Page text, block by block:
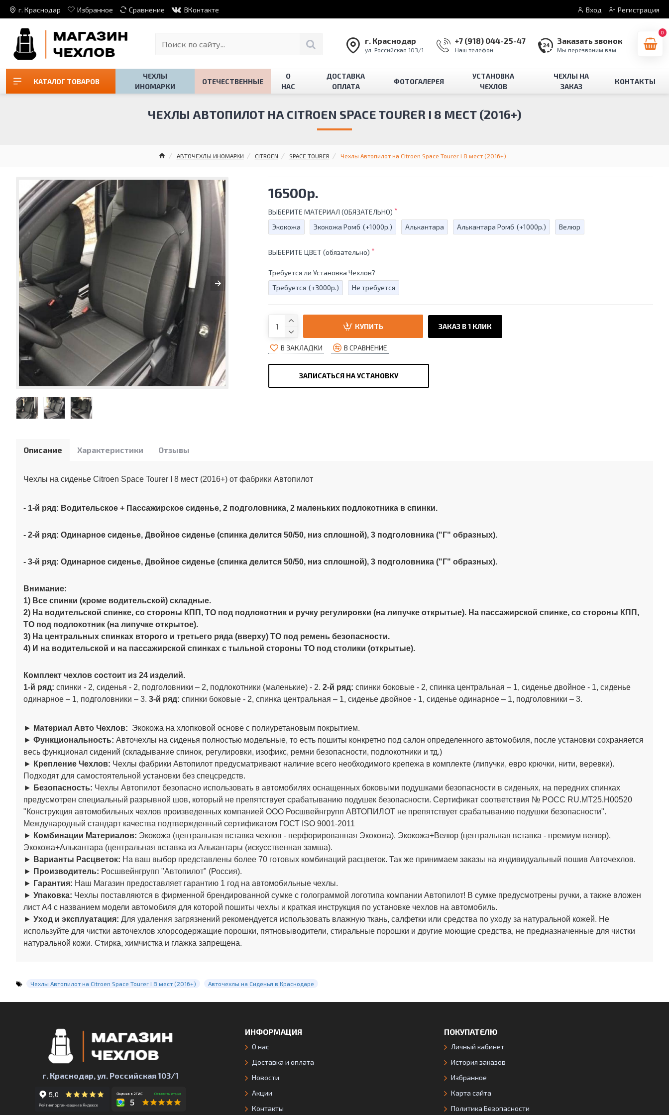
г. Краснодар Избранное Сравнение ВКонтакте Вход Регистрация
г. Краснодар
ул. Российская 103/1
+7 (918) 044-25-47
Наш телефон
Заказать звонок
Мы перезвоним вам
0
КАТАЛОГ ТОВАРОВ
ЧЕХЛЫ
ИНОМАРКИ
ОТЕЧЕСТВЕННЫЕ
О
НАС
ДОСТАВКА
ОПЛАТА
ФОТОГАЛЕРЕЯ
УСТАНОВКА
ЧЕХЛОВ
ЧЕХЛЫ НА
ЗАКАЗ
КОНТАКТЫ
АВТОЧЕХЛЫ ИНОМАРКИ CITROEN SPACE TOURER Чехлы Автопилот на Citroen Space Tourer I 8 мест (2016+)
ЧЕХЛЫ АВТОПИЛОТ НА CITROEN SPACE TOURER I 8 МЕСТ (2016+)
16500р.
ВЫБЕРИТЕ МАТЕРИАЛ (ОБЯЗАТЕЛЬНО)
Экокожа
Экокожа Ромб (+1000р.) Алькантара Алькантара Ромб (+1000р.) Велюр
ВЫБЕРИТЕ ЦВЕТ (обязательно)
Требуется ли Установка Чехлов?
Требуется (+3000р.) Не требуется
КУПИТЬ ЗАКАЗ В 1 КЛИК
В ЗАКЛАДКИ В СРАВНЕНИЕ
ЗАПИСАТЬСЯ НА УСТАНОВКУ
Описание Характеристики Отзывы
Чехлы на сиденье Citroen Space Tourer I 8 мест (2016+) от фабрики Автопилот
- 1-й ряд: Водительское + Пассажирское сиденье, 2 подголовника, 2 маленьких подлокотника в спинки.
- 2-й ряд: Одинарное сиденье, Двойное сиденье (спинка делится 50/50, низ сплошной), 3 подголовника ("Г" образных).
- 3-й ряд: Одинарное сиденье, Двойное сиденье (спинка делится 50/50, низ сплошной), 3 подголовника ("Г" образных).
Внимание:
1) Все спинки (кроме водительской) складные.
2) На водительской спинке, со стороны КПП, ТО под подлокотник и ручку регулировки (на липучке открытые). На пассажирской спинке, со стороны КПП,
ТО под подлокотник (на липучке открытое).
3) На центральных спинках второго и третьего ряда (вверху) ТО под ремень безопасности.
4) И на водительской и на пассажирской спинках с тыльной стороны ТО под столики (открытые).
Комплект чехлов состоит из 24 изделий.
1-й ряд: спинки - 2, сиденья - 2, подголовники – 2, подлокотники (маленькие) - 2. 2-й ряд: спинки боковые - 2, спинка центральная – 1, сиденье двойное - 1, сиденье
одинарное – 1, подголовники – 3. 3-й ряд: спинки боковые - 2, спинка центральная – 1, сиденье двойное - 1, сиденье одинарное – 1, подголовники – 3.
► Материал Авто Чехлов: Экокожа на хлопковой основе с полиуретановым покрытием.
► Функциональность: Авточехлы на сиденья полностью модельные, то есть пошиты конкретно под салон определенного автомобиля, после установки сохраняется
весь функционал сидений (складывание спинок, регулировки, изофикс, ремни безопасности, подлокотники и тд.)
► Крепление Чехлов: Чехлы фабрики Автопилот предусматривают наличие всего необходимого крепежа в комплекте (липучки, евро крючки, нити, веревки).
Подходят для самостоятельной установки без спецсредств.
► Безопасность: Чехлы Автопилот безопасно использовать в автомобилях оснащенных боковыми подушками безопасности в сиденьях, на передних спинках
предусмотрен специальный разрывной шов, который не препятствует срабатыванию подушек безопасности. Сертификат соответствия № РОСС RU.МТ25.Н00520
"Конструкция автомобильных чехлов произведенных компанией ООО Росшвейнгрупп АВТОПИЛОТ не препятствует срабатыванию подушки безопасности".
Международный стандарт качества подтвержденный сертификатом ГОСТ ISO 9001-2011
► Комбинации Материалов: Экокожа (центральная вставка чехлов - перфорированная Экокожа), Экокожа+Велюр (центральная вставка - премиум велюр),
Экокожа+Алькантара (центральная вставка из Алькантары (искусственная замша).
► Варианты Расцветок: На ваш выбор представлены более 70 готовых комбинаций расцветок. Так же принимаем заказы на индивидуальный пошив Авточехлов.
► Производитель: Росшвейнгрупп "Автопилот" (Россия).
► Гарантия: Наш Магазин предоставляет гарантию 1 год на автомобильные чехлы.
► Упаковка: Чехлы поставляются в фирменной брендированной сумке с голограммой логотипа компании Автопилот! В сумке предусмотрены ручки, а также вложен
лист А4 с названием модели автомобиля для которой пошиты чехлы и краткая инструкция по установке чехлов на автомобиль.
► Уход и эксплуатация: Для удаления загрязнений рекомендуется использовать влажную ткань, салфетки или средства по уходу за натуральной кожей. Не
используйте для чистки авточехлов хлорсодержащие порошки, пятновыводители, стиральные порошки и другие моющие средства, не предназначенные для чистки
натуральной кожи. Стирка, химчистка и глажка запрещена.
Чехлы Автопилот на Citroen Space Tourer I 8 мест (2016+) Авточехлы на Сиденья в Краснодаре
г. Краснодар, ул. Российская 103/1
ИНФОРМАЦИЯ
О нас
Доставка и оплата
Новости
Акции
Контакты
ПОКУПАТЕЛЮ
Личный кабинет
История заказов
Избранное
Карта сайта
Политика Безопасности